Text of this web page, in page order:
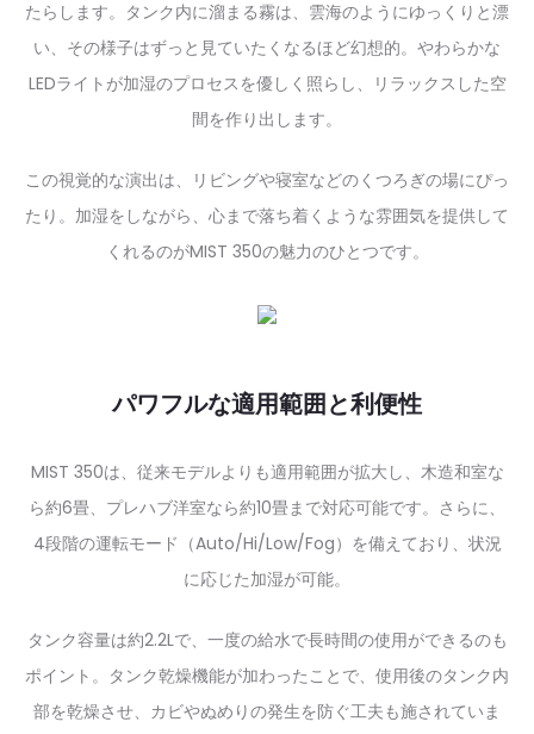
たらします。タンク内に溜まる霧は、雲海のようにゆっくりと漂
い、その様子はずっと見ていたくなるほど幻想的。やわらかな
LEDライトが加湿のプロセスを優しく照らし、リラックスした空
間を作り出します。
この視覚的な演出は、リビングや寝室などのくつろぎの場にぴっ
たり。加湿をしながら、心まで落ち着くような雰囲気を提供して
くれるのがMIST 350の魅力のひとつです。
パワフルな適用範囲と利便性
MIST 350は、従来モデルよりも適用範囲が拡大し、木造和室な
ら約6畳、プレハブ洋室なら約10畳まで対応可能です。さらに、
4段階の運転モード（Auto/Hi/Low/Fog）を備えており、状況
に応じた加湿が可能。
タンク容量は約2.2Lで、一度の給水で長時間の使用ができるのも
ポイント。タンク乾燥機能が加わったことで、使用後のタンク内
部を乾燥させ、カビやぬめりの発生を防ぐ工夫も施されていま